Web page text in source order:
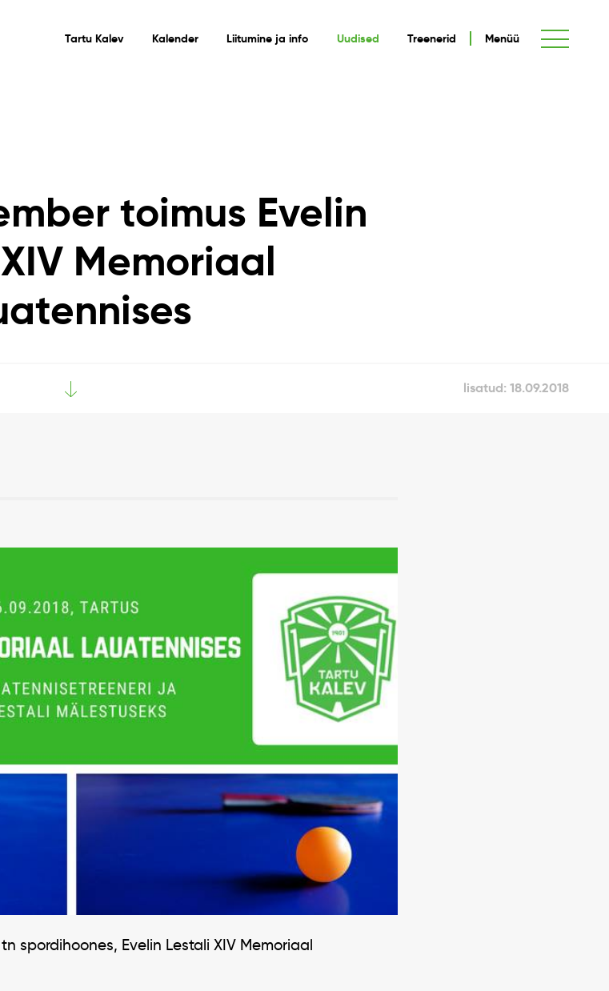
Tartu Kalev Kalender Liitumine ja info Uudised Treenerid Menüü
toimus Evelin
Memoriaal
lisatud: 18.09.2018
spordihoones, Evelin Lestali XIV Memoriaal